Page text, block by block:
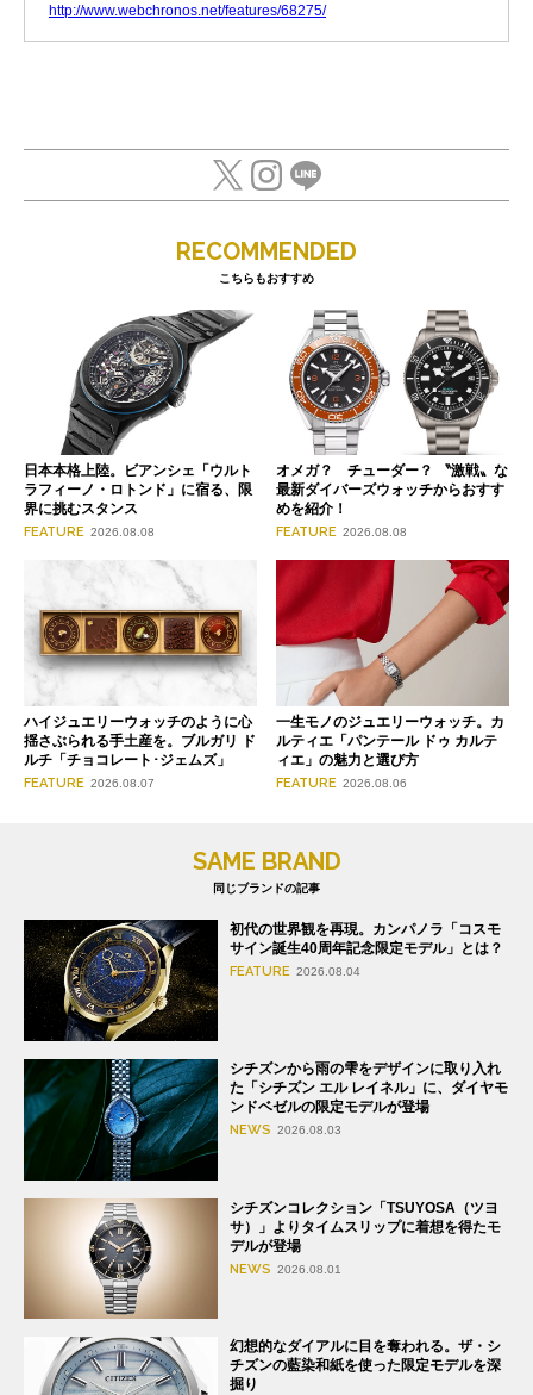
http://www.webchronos.net/features/68275/
RECOMMENDED
こちらもおすすめ
日本本格上陸。ビアンシェ「ウルト
ラフィーノ・ロトンド」に宿る、限
界に挑むスタンス
FEATURE 2026.08.08
オメガ？ チューダー？ 〝激戦〟な
最新ダイバーズウォッチからおすす
めを紹介！
FEATURE 2026.08.08
ハイジュエリーウォッチのように心
揺さぶられる手土産を。ブルガリ ド
ルチ「チョコレート･ジェムズ」
FEATURE 2026.08.07
一生モノのジュエリーウォッチ。カ
ルティエ「パンテール ドゥ カルテ
ィエ」の魅力と選び方
FEATURE 2026.08.06
SAME BRAND
同じブランドの記事
初代の世界観を再現。カンパノラ「コスモ
サイン誕生40周年記念限定モデル」とは？
FEATURE 2026.08.04
シチズンから雨の雫をデザインに取り入れ
た「シチズン エル レイネル」に、ダイヤモ
ンドベゼルの限定モデルが登場
NEWS 2026.08.03
シチズンコレクション「TSUYOSA（ツヨ
サ）」よりタイムスリップに着想を得たモ
デルが登場
NEWS 2026.08.01
幻想的なダイアルに目を奪われる。ザ・シ
チズンの藍染和紙を使った限定モデルを深
掘り